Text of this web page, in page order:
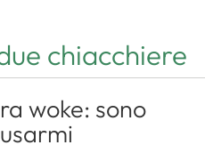
chiacchiere
woke: sono